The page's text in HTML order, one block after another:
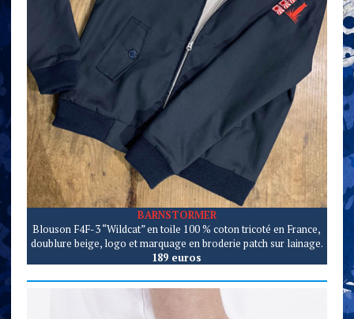
BARNSTORMER
Blouson F4F-3 “Wildcat” en toile 100 % coton tricoté en France,
doublure beige, logo et marquage en broderie patch sur lainage.
189 euros